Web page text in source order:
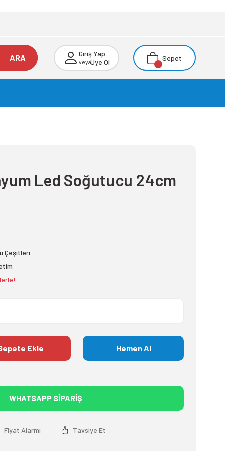
ARA Giriş Yap
veyaÜye Ol Sepet
Led Soğutucu 24cm
Çeşitleri
Ekle Hemen Al
WHATSAPP SİPARİŞ
Fiyat Alarmı Tavsiye Et